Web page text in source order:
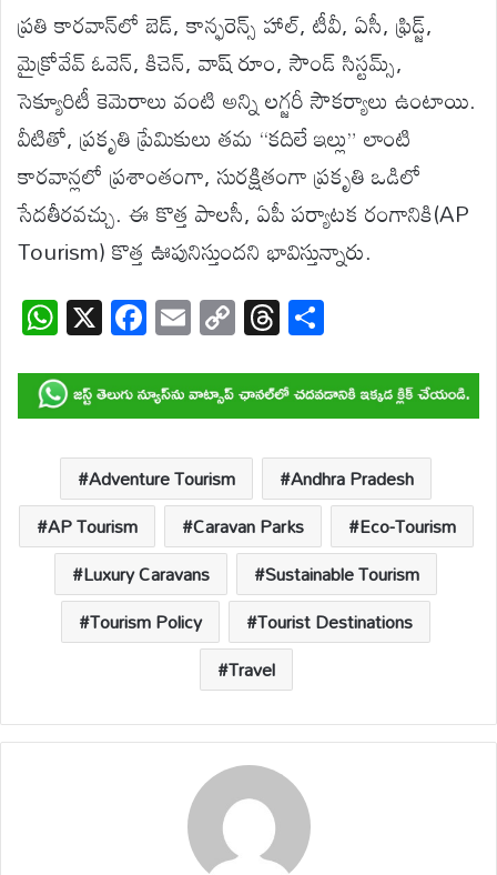
ప్రతి కారవాన్‌లో బెడ్, కాన్ఫరెన్స్ హాల్, టీవీ, ఏసీ, ఫ్రిడ్జ్,
మైక్రోవేవ్ ఓవెన్, కిచెన్, వాష్‌ రూం, సౌండ్ సిస్టమ్స్,
సెక్యూరిటీ కెమెరాలు వంటి అన్ని లగ్జరీ సౌకర్యాలు ఉంటాయి.
వీటితో, ప్రకృతి ప్రేమికులు తమ “కదిలే ఇల్లు” లాంటి
కారవాన్లలో ప్రశాంతంగా, సురక్షితంగా ప్రకృతి ఒడిలో
సేదతీరవచ్చు. ఈ కొత్త పాలసీ, ఏపీ పర్యాటక రంగానికి(AP
Tourism) కొత్త ఊపునిస్తుందని భావిస్తున్నారు.
W
h
at
s
A
p
p
X F
ac
e
b
o
o
k
E
m
ail
C
o
p
y
Li
n
k
T
hr
e
a
d
s
ar
e
Adventure Tourism
Andhra Pradesh
AP Tourism
Caravan Parks
Eco-Tourism
Luxury Caravans
Sustainable Tourism
Tourism Policy
Tourist Destinations
Travel